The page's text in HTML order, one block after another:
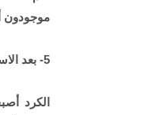
موجودون
5- بعد الاستقلال السوري
الكرد